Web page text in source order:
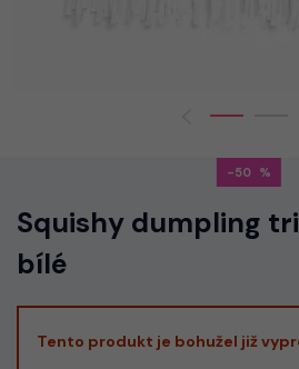
-50
Squishy dumpling
bílé
Tento produkt je bohužel již